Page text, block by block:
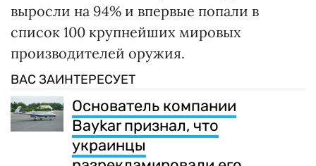
выросли на 94% и впервые попали в
список 100 крупнейших мировых
производителей оружия.
ВАС ЗАИНТЕРЕСУЕТ
Основатель компании
Baykar признал, что
украинцы